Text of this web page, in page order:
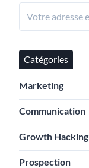
Catégories
Marketing
Communication
Growth Hacking
Prospection